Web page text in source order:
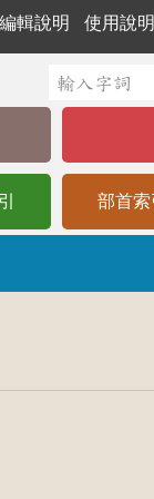
編輯說明 使用說明
部首索